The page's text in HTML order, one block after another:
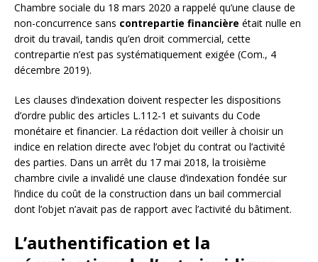
Chambre sociale du 18 mars 2020 a rappelé qu’une clause de
non-concurrence sans contrepartie financière était nulle en
droit du travail, tandis qu’en droit commercial, cette
contrepartie n’est pas systématiquement exigée (Com., 4
décembre 2019).
Les clauses d’indexation doivent respecter les dispositions
d’ordre public des articles L.112-1 et suivants du Code
monétaire et financier. La rédaction doit veiller à choisir un
indice en relation directe avec l’objet du contrat ou l’activité
des parties. Dans un arrêt du 17 mai 2018, la troisième
chambre civile a invalidé une clause d’indexation fondée sur
l’indice du coût de la construction dans un bail commercial
dont l’objet n’avait pas de rapport avec l’activité du bâtiment.
L’authentification et la